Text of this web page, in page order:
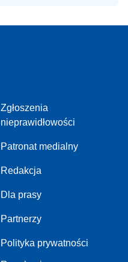
Zgłoszenia
nieprawidłowości
Patronat medialny
Redakcja
Dla prasy
Partnerzy
Polityka prywatności